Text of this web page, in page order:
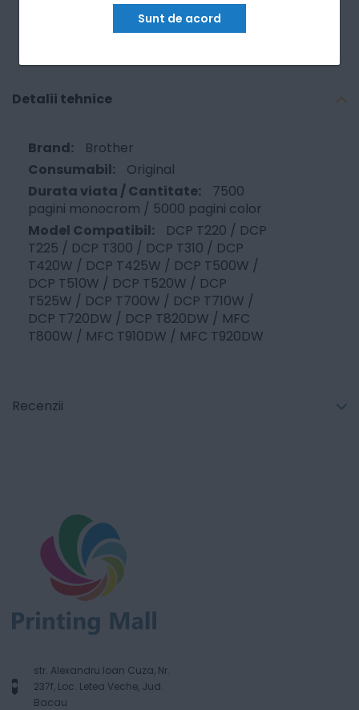
Sunt de acord
Detalii tehnice
Brother
Original
7500
pagini monocrom / 5000 pagini color
DCP T220 / DCP
T225 / DCP T300 / DCP T310 / DCP
T420W / DCP T425W / DCP T500W /
DCP T510W / DCP T520W / DCP
T525W / DCP T700W / DCP T710W /
DCP T720DW / DCP T820DW / MFC
T800W / MFC T910DW / MFC T920DW
Recenzii
str. Alexandru Ioan Cuza, Nr.
237f, Loc. Letea Veche, Jud.
Bacau